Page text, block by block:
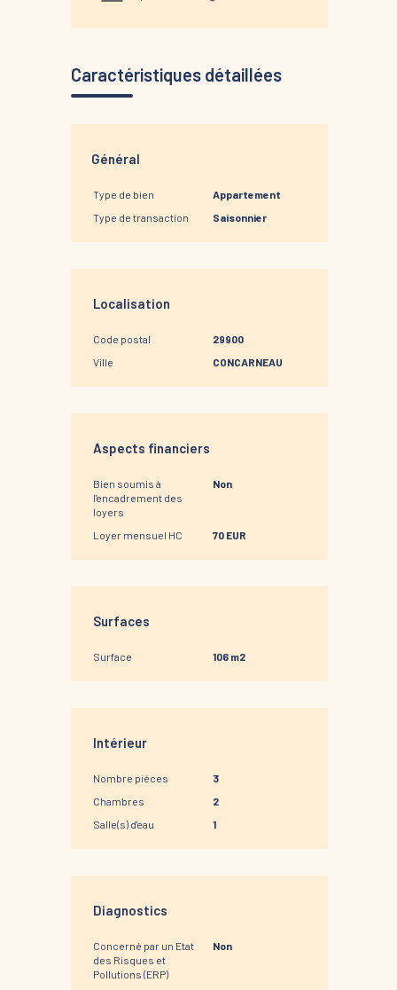
Caractéristiques détaillées
Général
Type de bien
Appartement
Type de transaction
Saisonnier
Localisation
Code postal
29900
Ville
CONCARNEAU
Aspects financiers
Bien soumis à
l'encadrement des
loyers
Non
Loyer mensuel HC 70 EUR
Surfaces
Surface 106 m2
Intérieur
Nombre pièces
3
Chambres
2
Salle(s) d'eau
1
Diagnostics
Concerné par un Etat
des Risques et
Pollutions (ERP)
Non